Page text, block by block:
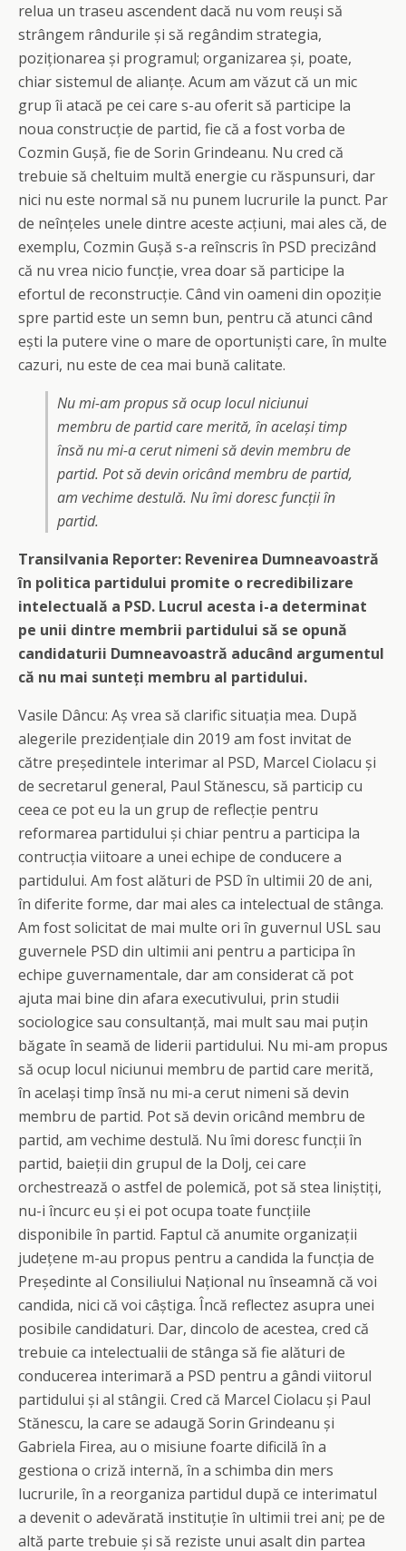
relua un traseu ascendent dacă nu vom reuși să
strângem rândurile și să regândim strategia,
poziționarea și programul; organizarea și, poate,
chiar sistemul de alianțe. Acum am văzut că un mic
grup îi atacă pe cei care s-au oferit să participe la
noua construcție de partid, fie că a fost vorba de
Cozmin Gușă, fie de Sorin Grindeanu. Nu cred că
trebuie să cheltuim multă energie cu răspunsuri, dar
nici nu este normal să nu punem lucrurile la punct. Par
de neînțeles unele dintre aceste acțiuni, mai ales că, de
exemplu, Cozmin Gușă s-a reînscris în PSD precizând
că nu vrea nicio funcție, vrea doar să participe la
efortul de reconstrucție. Când vin oameni din opoziție
spre partid este un semn bun, pentru că atunci când
ești la putere vine o mare de oportuniști care, în multe
cazuri, nu este de cea mai bună calitate.
Nu mi-am propus să ocup locul niciunui
membru de partid care merită, în același timp
însă nu mi-a cerut nimeni să devin membru de
partid. Pot să devin oricând membru de partid,
am vechime destulă. Nu îmi doresc funcții în
partid.
Transilvania Reporter: Revenirea Dumneavoastră
în politica partidului promite o recredibilizare
intelectuală a PSD. Lucrul acesta i-a determinat
pe unii dintre membrii partidului să se opună
candidaturii Dumneavoastră aducând argumentul
că nu mai sunteți membru al partidului.
Vasile Dâncu: Aș vrea să clarific situația mea. După
alegerile prezidențiale din 2019 am fost invitat de
către președintele interimar al PSD, Marcel Ciolacu și
de secretarul general, Paul Stănescu, să particip cu
ceea ce pot eu la un grup de reflecție pentru
reformarea partidului și chiar pentru a participa la
contrucția viitoare a unei echipe de conducere a
partidului. Am fost alături de PSD în ultimii 20 de ani,
în diferite forme, dar mai ales ca intelectual de stânga.
Am fost solicitat de mai multe ori în guvernul USL sau
guvernele PSD din ultimii ani pentru a participa în
echipe guvernamentale, dar am considerat că pot
ajuta mai bine din afara executivului, prin studii
sociologice sau consultanță, mai mult sau mai puțin
băgate în seamă de liderii partidului. Nu mi-am propus
să ocup locul niciunui membru de partid care merită,
în același timp însă nu mi-a cerut nimeni să devin
membru de partid. Pot să devin oricând membru de
partid, am vechime destulă. Nu îmi doresc funcții în
partid, baieții din grupul de la Dolj, cei care
orchestrează o astfel de polemică, pot să stea liniștiți,
nu-i încurc eu și ei pot ocupa toate funcțiile
disponibile în partid. Faptul că anumite organizații
județene m-au propus pentru a candida la funcția de
Președinte al Consiliului Național nu înseamnă că voi
candida, nici că voi câștiga. Încă reflectez asupra unei
posibile candidaturi. Dar, dincolo de acestea, cred că
trebuie ca intelectualii de stânga să fie alături de
conducerea interimară a PSD pentru a gândi viitorul
partidului și al stângii. Cred că Marcel Ciolacu și Paul
Stănescu, la care se adaugă Sorin Grindeanu și
Gabriela Firea, au o misiune foarte dificilă în a
gestiona o criză internă, în a schimba din mers
lucrurile, în a reorganiza partidul după ce interimatul
a devenit o adevărată instituție în ultimii trei ani; pe de
altă parte trebuie și să reziste unui asalt din partea